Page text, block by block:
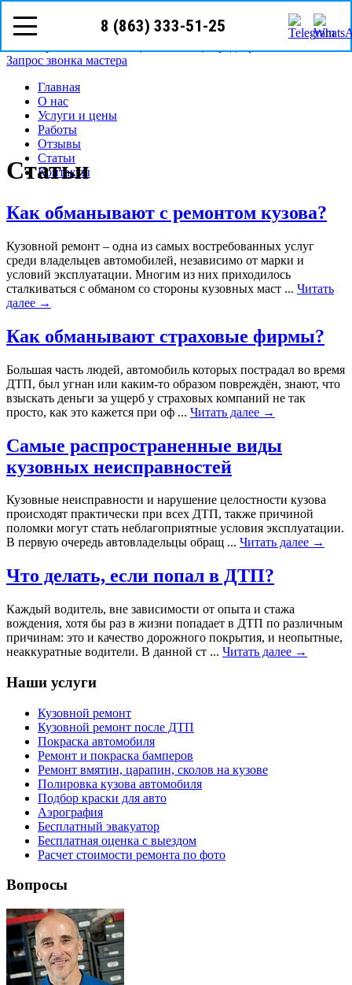
8 (863)
Ростов-на-Дону, ул.Текучёва д.209Б
Запрос звонка мастера
Главная
О нас
Услуги и цены
Работы
Отзывы
Статьи
Контакты
Статьи
Как обманывают с ремонтом кузова?
Кузовной ремонт – одна из самых востребованных услуг
среди владельцев автомобилей, независимо от марки и
условий эксплуатации. Многим из них приходилось
сталкиваться с обманом со стороны кузовных маст ... Читать
далее →
Как обманывают страховые фирмы?
Большая часть людей, автомобиль которых пострадал во время
ДТП, был угнан или каким-то образом повреждён, знают, что
взыскать деньги за ущерб у страховых компаний не так
просто, как это кажется при оф ... Читать далее →
Самые распространенные виды
кузовных неисправностей
Кузовные неисправности и нарушение целостности кузова
происходят практически при всех ДТП, также причиной
поломки могут стать неблагоприятные условия эксплуатации.
В первую очередь автовладельцы обращ ... Читать далее →
Что делать, если попал в ДТП?
Каждый водитель, вне зависимости от опыта и стажа
вождения, хотя бы раз в жизни попадает в ДТП по различным
причинам: это и качество дорожного покрытия, и неопытные,
неаккуратные водители. В данной ст ... Читать далее →
Наши услуги
Кузовной ремонт
Кузовной ремонт после ДТП
Покраска автомобиля
Ремонт и покраска бамперов
Ремонт вмятин, царапин, сколов на кузове
Полировка кузова автомобиля
Подбор краски для авто
Аэрография
Бесплатный эвакуатор
Бесплатная оценка с выездом
Расчет стоимости ремонта по фото
Вопросы
8 (863) 333-51-25